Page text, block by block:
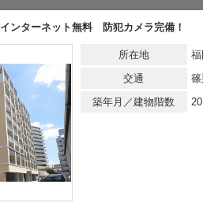
インターネット無料 防犯カメラ完備！
所在地
交通
篠
築年月／建物階数